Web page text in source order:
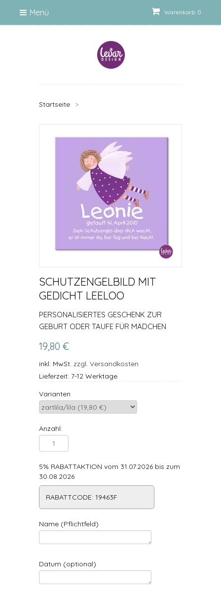
Warenkorb: 0
Menü
Startseite >
SCHUTZENGELBILD MIT
GEDICHT LEELOO
PERSONALISIERTES GESCHENK ZUR
GEBURT ODER TAUFE FÜR MÄDCHEN
19,80 €
inkl. MwSt. zzgl. Versandkosten
Lieferzeit: 7-12 Werktage
Varianten
Anzahl:
5% RABATTAKTION vom 31.07.2026 bis zum
30.08.2026
RABATTCODE: 19463F
Name (Pflichtfeld)
Datum (optional)